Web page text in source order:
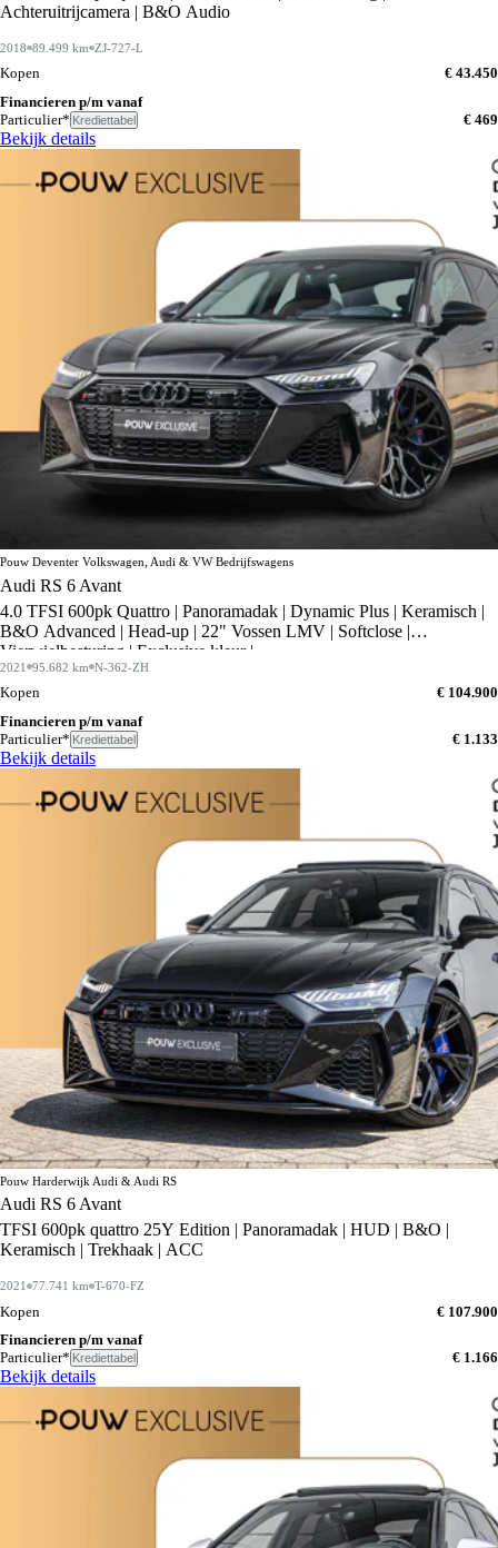
Achteruitrijcamera | B&O Audio
2018 89.499 km ZJ-727-L
Kopen
€ 43.450
Financieren p/m vanaf
Particulier* Krediettabel € 469
Bekijk details
Pouw Deventer Volkswagen, Audi & VW Bedrijfswagens
Audi RS 6 Avant
4.0 TFSI 600pk Quattro | Panoramadak | Dynamic Plus | Keramisch |
B&O Advanced | Head-up | 22" Vossen LMV | Softclose |
Vierwielbesturing | Exclusive kleur |
2021 95.682 km N-362-ZH
Kopen
€ 104.900
Financieren p/m vanaf
Particulier* Krediettabel € 1.133
Bekijk details
Pouw Harderwijk Audi & Audi RS
Audi RS 6 Avant
TFSI 600pk quattro 25Y Edition | Panoramadak | HUD | B&O |
Keramisch | Trekhaak | ACC
2021 77.741 km T-670-FZ
Kopen
€ 107.900
Financieren p/m vanaf
Particulier* Krediettabel € 1.166
Bekijk details